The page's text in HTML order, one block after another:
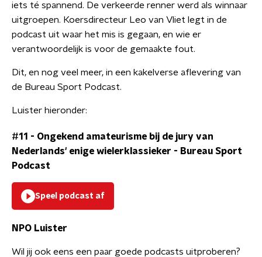
iets té spannend. De verkeerde renner werd als winnaar
uitgroepen. Koersdirecteur Leo van Vliet legt in de
podcast uit waar het mis is gegaan, en wie er
verantwoordelijk is voor de gemaakte fout.
Dit, en nog veel meer, in een kakelverse aflevering van
de Bureau Sport Podcast.
Luister hieronder:
#11 - Ongekend amateurisme bij de jury van
Nederlands' enige wielerklassieker - Bureau Sport
Podcast
Speel podcast af
NPO Luister
Wil jij ook eens een paar goede podcasts uitproberen?